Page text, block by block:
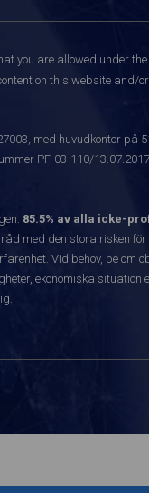
you are allowed under
on this website and/
med huvudkontor på
РГ-03-110/
85.5% av alla icke-
med den stora risken
Vid behov, be om
ekonomiska situation